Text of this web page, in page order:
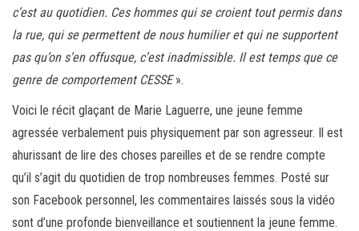
c’est au quotidien. Ces hommes qui se croient tout permis dans
la rue, qui se permettent de nous humilier et qui ne supportent
pas qu’on s’en offusque, c’est inadmissible. Il est temps que ce
genre de comportement CESSE».
Voici le récit glaçant de Marie Laguerre, une jeune femme
agressée verbalement puis physiquement par son agresseur. Il est
ahurissant de lire des choses pareilles et de se rendre compte
qu’il s’agit du quotidien de trop nombreuses femmes. Posté sur
son Facebook personnel, les commentaires laissés sous la vidéo
sont d’une profonde bienveillance et soutiennent la jeune femme.